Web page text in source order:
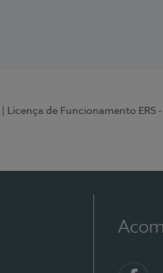
| Licença de Funcionamento ERS